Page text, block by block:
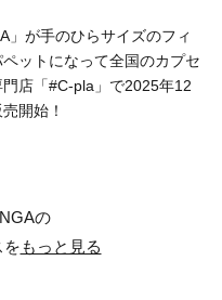
」が手のひらサイズのフィ
ペットになって全国のカプセ
門店「#C-pla」で2025年12
開始！
の
をもっと見る